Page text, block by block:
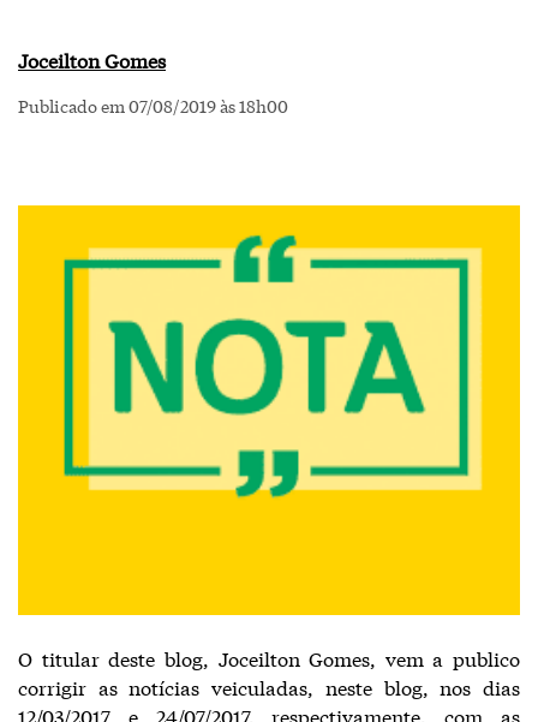
Joceilton Gomes
Publicado em 07/08/2019 às 18h00
O titular deste blog, Joceilton Gomes, vem a publico
corrigir as notícias veiculadas, neste blog, nos dias
12/03/2017 e 24/07/2017, respectivamente, com as